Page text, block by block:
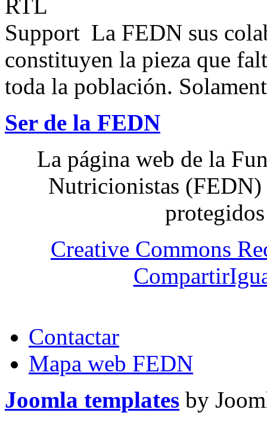
La FEDN sus
constituyen la pieza que
toda la población.
Ser de la FEDN
La página web de la
Nutricionistas (FEDN)
Creative Commons
Contactar
Mapa web FEDN
Joomla templates by